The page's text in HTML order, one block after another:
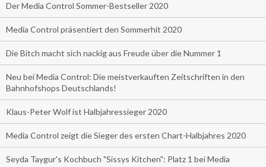
Der Media Control Sommer-Bestseller 2020
Media Control präsentiert den Sommerhit 2020
Die Bitch macht sich nackig aus Freude über die Nummer 1
Neu bei Media Control: Die meistverkauften Zeitschriften in den
Bahnhofshops Deutschlands!
Klaus-Peter Wolf ist Halbjahressieger 2020
Media Control zeigt die Sieger des ersten Chart-Halbjahres 2020
Seyda Taygur's Kochbuch "Sissys Kitchen": Platz 1 bei Media